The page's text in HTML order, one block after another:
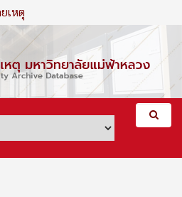
เหตุ